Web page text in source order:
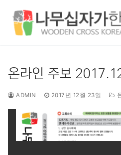
온라인 주보
ADMIN 2017년 12월 23일